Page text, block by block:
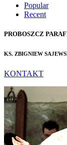
Popular
Recent
PROBOSZCZ
KS. ZBIGNIEW
KONTAKT